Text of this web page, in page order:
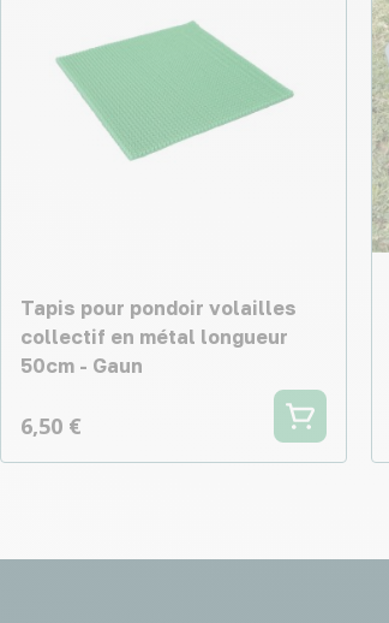
Tapis pour pondoir volailles
collectif en métal longueur
50cm - Gaun
6,50 €